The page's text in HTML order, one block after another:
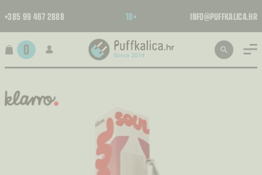
+385 99 467 2888 18+ INFO@PUFFKALICA.HR
0